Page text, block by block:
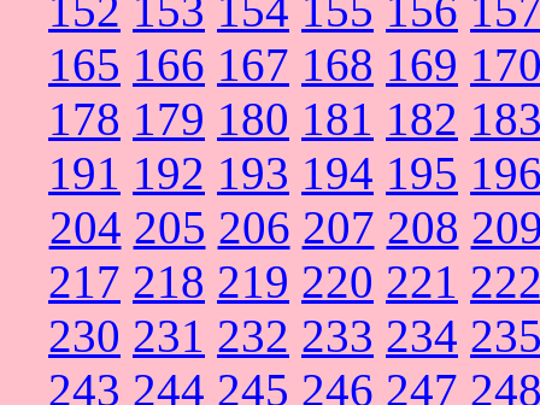
165 166 167 168 169
178 179 180 181 182
191 192 193 194 195
204 205 206 207 208
217 218 219 220 221
230 231 232 233 234
243 244 245 246 247